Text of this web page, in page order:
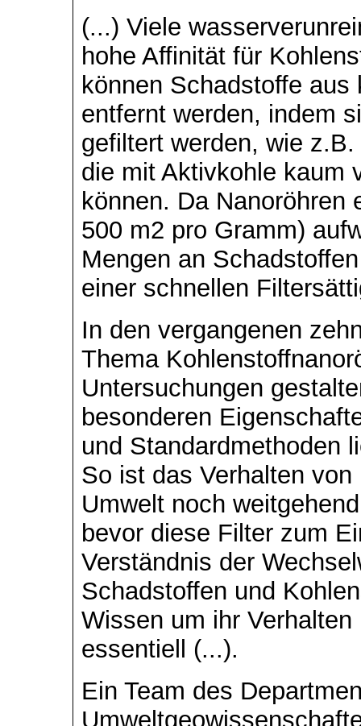
(...) Viele
hohe Affinität für
können Schadstoffe
entfernt werden, indem
gefiltert werden, wie
die mit Aktivkohle kaum
können. Da Nanoröhren
500 m2 pro Gramm)
Mengen an
einer schnellen
In den vergangenen
Thema
Untersuchungen
besonderen
und Standardmethoden
So ist das Verhalten
Umwelt noch
bevor diese Filter zum
Verständnis der
Schadstoffen und
Wissen um ihr
essentiell (...).
Ein Team des